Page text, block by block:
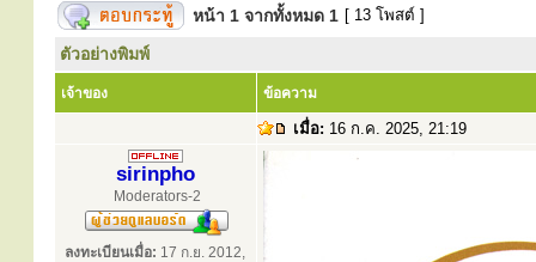
หน้า 1 จากทั้งหมด 1 [ 13 โพสต์ ]
ตัวอย่างพิมพ์
เจ้าของ ข้อความ
เมื่อ: 16 ก.ค. 2025, 21:19
sirinpho
Moderators-2
ลงทะเบียนเมื่อ: 17 ก.ย. 2012,